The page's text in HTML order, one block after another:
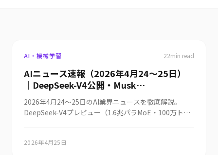
AI・機械学習 22min read
AIニュース速報（2026年4月24〜25日）
｜DeepSeek-V4公開・Musk
Terafab×Intel 14A・Anthropic Claude
Codeポストモーテム・OpenAI 1兆ドル
IPO・政府AI「源内」OSS・
め
2026年4月24〜25日のAI業界ニュースを徹底解説。
DeepSeek-V4プレビュー（1.6兆パラMoE・100万トー
用、Anthropic Claude Code品質低下ポストモーテム、
2026年4月25日